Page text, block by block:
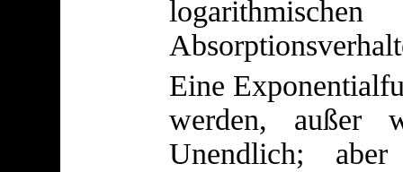
Eine
werden,
Unendlich;